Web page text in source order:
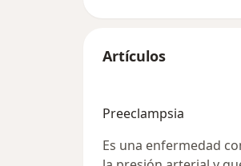
Artículos
Preeclampsia
Es una enfermedad